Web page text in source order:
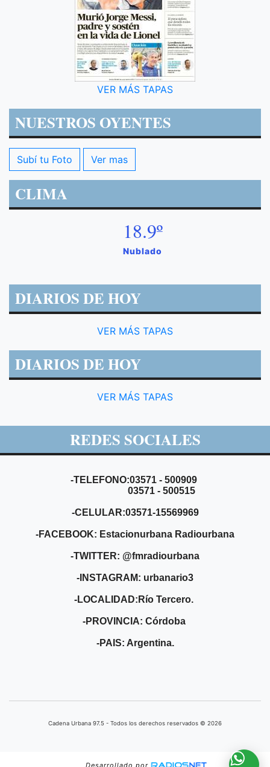
VER MÁS TAPAS
NUESTROS OYENTES
Subí tu Foto Ver mas
CLIMA
18.9º
Nublado
DIARIOS DE HOY
VER MÁS TAPAS
DIARIOS DE HOY
VER MÁS TAPAS
REDES SOCIALES
-TELEFONO:03571 - 500909
03571 - 500515
-CELULAR:03571-15569969
-FACEBOOK: Estacionurbana Radiourbana
-TWITTER: @fmradiourbana
-INSTAGRAM: urbanario3
-LOCALIDAD:Río Tercero.
-PROVINCIA: Córdoba
-PAIS: Argentina.
Cadena Urbana ​97.5 - Todos los derechos reservados © 2026
Desarrollado por